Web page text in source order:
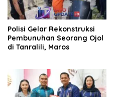
Polisi Gelar Rekonstruksi
Pembunuhan Seorang Ojol
di Tanralili, Maros